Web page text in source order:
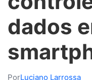
dados
PorLuciano Larrossa